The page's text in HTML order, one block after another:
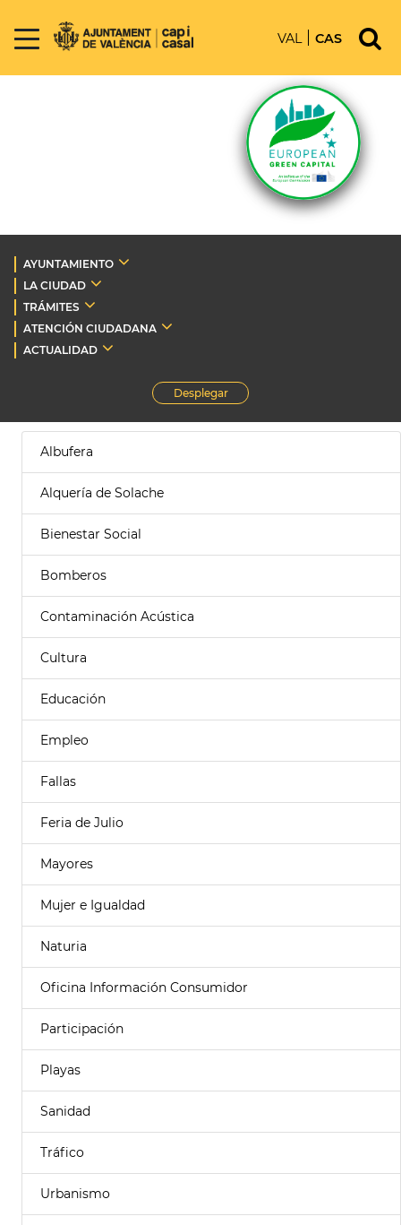
VAL CAS
AYUNTAMIENTO
LA CIUDAD
TRÁMITES
ATENCIÓN CIUDADANA
ACTUALIDAD
Desplegar
Albufera
Alquería de Solache
Bienestar Social
Bomberos
Contaminación Acústica
Cultura
Educación
Empleo
Fallas
Feria de Julio
Mayores
Mujer e Igualdad
Naturia
Oficina Información Consumidor
Participación
Playas
Sanidad
Tráfico
Urbanismo